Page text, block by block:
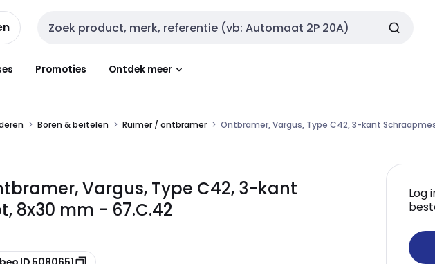
Zoekveld invoer
Promoties Ontdek meer
Boren & beitelen Ruimer / ontbramer Ontbramer, Vargus, Type C42, 3-kant
Vargus, Type C42, 3-kant
8x30 mm - 67.C.42
Log